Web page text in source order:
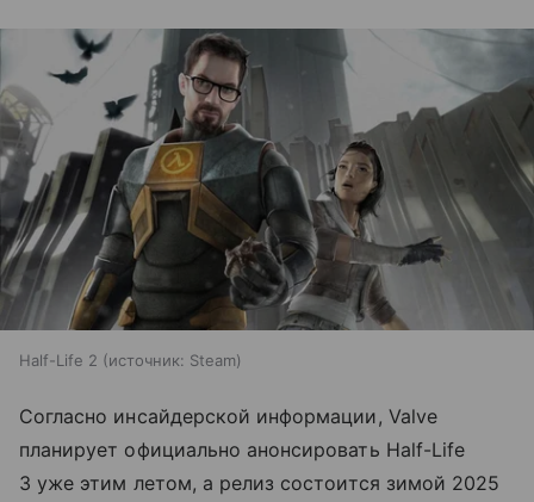
Half-Life 2 источник: Steam
Согласно инсайдерской информации, Valve
планирует официально анонсировать Half-Life
3 уже этим летом, а релиз состоится зимой 2025